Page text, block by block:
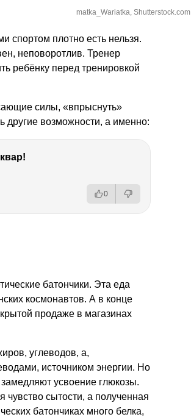
matka_Wariatka, Shutterstock.com
спортом плотно есть нельзя.
неповоротлив. Тренер
ребёнку перед тренировкой
силы, «впрыснуть»
другие возможности, а именно:
0
батончики. Эта еда
космонавтов. А в конце
продаже в магазинах
углеводов, а,
источником энергии. Но
замедляют усвоение глюкозы.
чувство сытости, а полученная
батончиках много белка,